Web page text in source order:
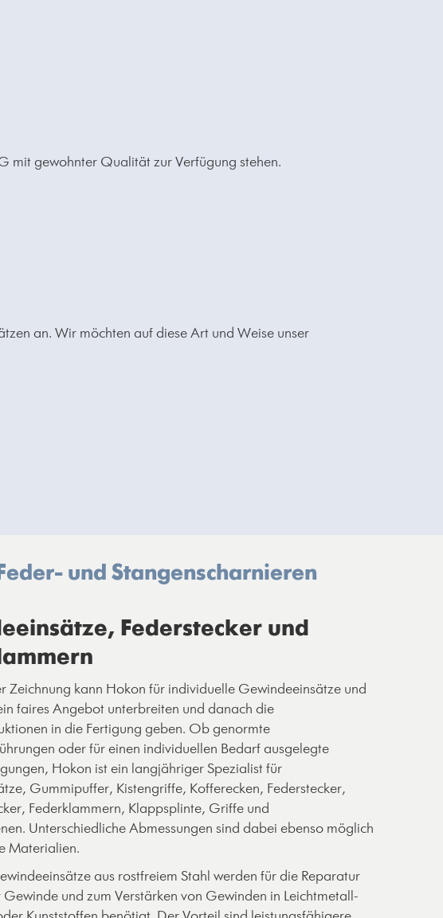
mit gewohnter Qualität zur Verfügung stehen.
an. Wir möchten auf diese Art und Weise unser
und Stangenscharnieren
Federstecker und
Zeichnung kann Hokon für individuelle Gewindeeinsätze und
faires Angebot unterbreiten und danach die
in die Fertigung geben. Ob genormte
oder für einen individuellen Bedarf ausgelegte
Hokon ist ein langjähriger Spezialist für
Gummipuffer, Kistengriffe, Kofferecken, Federstecker,
Federklammern, Klappsplinte, Griffe und
Unterschiedliche Abmessungen sind dabei ebenso möglich
Materialien.
aus rostfreiem Stahl werden für die Reparatur
Gewinde und zum Verstärken von Gewinden in Leichtmetall-